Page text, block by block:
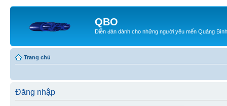
QBO
Diễn đàn dành cho những người yêu mến Quảng Bình
Trang chủ
Đăng nhập